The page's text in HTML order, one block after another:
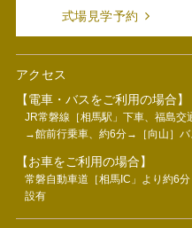
式場見学予約
アクセス
【電車・バスをご利用の場合】
JR常磐線［相馬駅」下車、福島
→館前行乗車、約6分→［向山］
【お車をご利用の場合】
常磐自動車道［相馬IC」より約6
設有